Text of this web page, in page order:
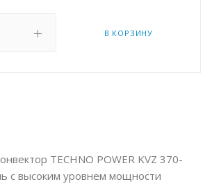
В КОРЗИНУ
TECHNO POWER KVZ 370-
с высоким уровнем мощности